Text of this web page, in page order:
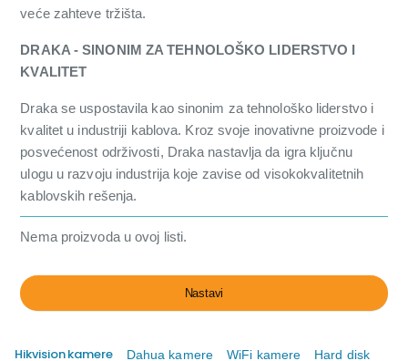
veće zahteve tržišta.
DRAKA - SINONIM ZA TEHNOLOŠKO LIDERSTVO I
KVALITET
Draka se uspostavila kao sinonim za tehnološko liderstvo i
kvalitet u industriji kablova. Kroz svoje inovativne proizvode i
posvećenost održivosti, Draka nastavlja da igra ključnu
ulogu u razvoju industrija koje zavise od visokokvalitetnih
kablovskih rešenja.
Nema proizvoda u ovoj listi.
Nastavi
Hikvision kamere Dahua kamere WiFi kamere
Hard disk